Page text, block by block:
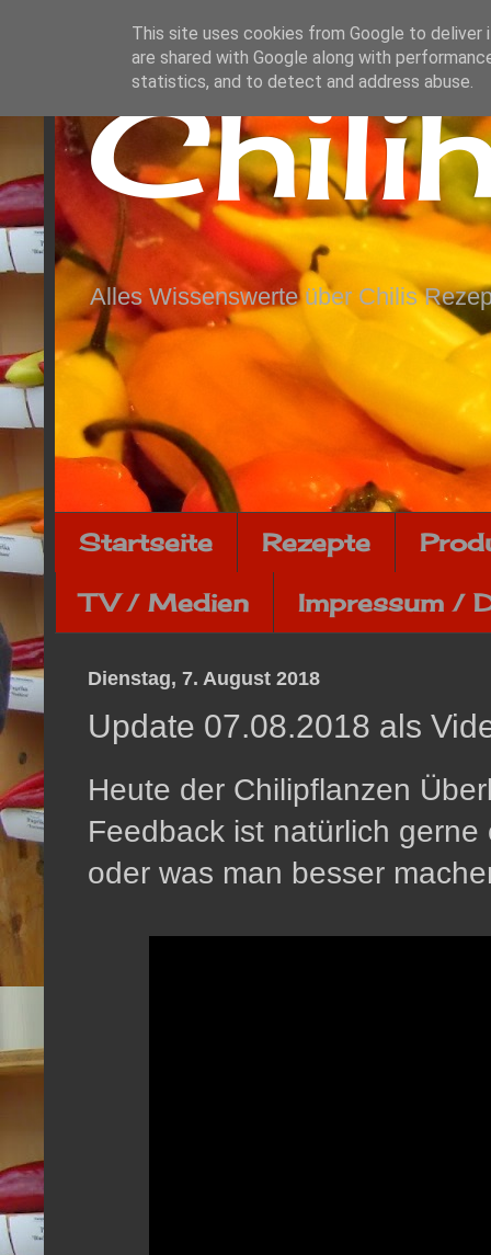
Alles Wissenswerte über Chilis
Startseite Rezepte
TV / Medien Impressum /
Dienstag, 7. August 2018
Update 07.08.2018 als
Heute der Chilipflanzen
Feedback ist natürlich
oder was man besser
This site uses cookies from Google to deliver
are shared with Google along with
statistics, and to detect and address abuse.